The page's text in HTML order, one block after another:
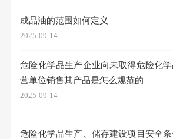
成品油的范围如何定义
2025-09-14
危险化学品生产企业向未取得危险化
营单位销售其产品是怎么规范的
2025-09-14
危险化学品生产、储存建设项目安全